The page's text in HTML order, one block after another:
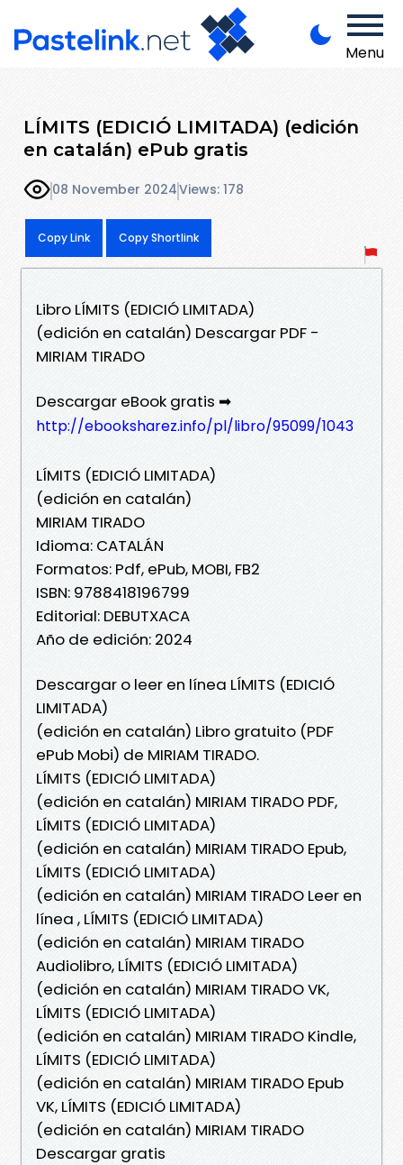
Menu
LÍMITS (EDICIÓ LIMITADA) (edición
en catalán) ePub gratis
08 November 2024Views: 178
Copy Link Copy Shortlink
Libro LÍMITS (EDICIÓ LIMITADA)
(edición en catalán) Descargar PDF -
MIRIAM TIRADO
Descargar eBook gratis ➡
http://ebooksharez.info/pl/libro/95099/1043
LÍMITS (EDICIÓ LIMITADA)
(edición en catalán)
MIRIAM TIRADO
Idioma: CATALÁN
Formatos: Pdf, ePub, MOBI, FB2
ISBN: 9788418196799
Editorial: DEBUTXACA
Año de edición: 2024
Descargar o leer en línea LÍMITS (EDICIÓ
LIMITADA)
(edición en catalán) Libro gratuito (PDF
ePub Mobi) de MIRIAM TIRADO.
LÍMITS (EDICIÓ LIMITADA)
(edición en catalán) MIRIAM TIRADO PDF,
LÍMITS (EDICIÓ LIMITADA)
(edición en catalán) MIRIAM TIRADO Epub,
LÍMITS (EDICIÓ LIMITADA)
(edición en catalán) MIRIAM TIRADO Leer en
línea , LÍMITS (EDICIÓ LIMITADA)
(edición en catalán) MIRIAM TIRADO
Audiolibro, LÍMITS (EDICIÓ LIMITADA)
(edición en catalán) MIRIAM TIRADO VK,
LÍMITS (EDICIÓ LIMITADA)
(edición en catalán) MIRIAM TIRADO Kindle,
LÍMITS (EDICIÓ LIMITADA)
(edición en catalán) MIRIAM TIRADO Epub
VK, LÍMITS (EDICIÓ LIMITADA)
(edición en catalán) MIRIAM TIRADO
Descargar gratis